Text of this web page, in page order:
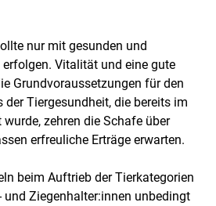
nur mit gesunden und
Vitalität und eine gute
Grundvoraussetzungen für den
Tiergesundheit, die bereits im
zehren die Schafe über
erfreuliche Erträge erwarten.
beim Auftrieb der Tierkategorien
Ziegenhalter:innen unbedingt